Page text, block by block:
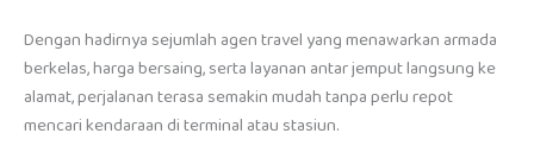
Dengan hadirnya sejumlah agen travel yang menawarkan armada
berkelas, harga bersaing, serta layanan antar jemput langsung ke
alamat, perjalanan terasa semakin mudah tanpa perlu repot
mencari kendaraan di terminal atau stasiun.